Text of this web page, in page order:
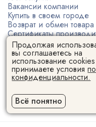
Вакансии компании
Купить в своем городе
Возврат и обмен товара
Сертификаты
Политика
Пользовательское
Поставщик 3D-
Продолжая
вы соглашаетесь на
использование
принимаете условия
конфиденциальности.
Всё понятно